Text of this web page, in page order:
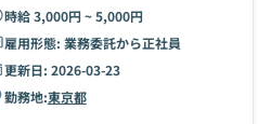
時給 3,000円 ~ 5,000円
雇用形態: 業務委託から正社員
更新日: 2026-03-23
勤務地:東京都